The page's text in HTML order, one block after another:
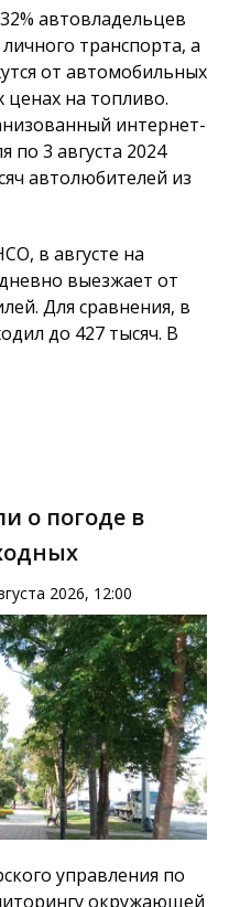
автовладельцев
транспорта, а
от автомобильных
на топливо.
интернет-
по 3 августа 2024
автолюбителей из
в августе на
выезжает от
Для сравнения, в
до 427 тысяч. В
о погоде в
2026, 12:00
управления по
окружающей